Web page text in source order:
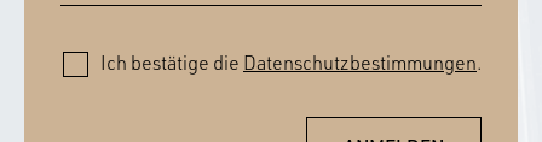
Ich bestätige die Datenschutzbestimmungen.